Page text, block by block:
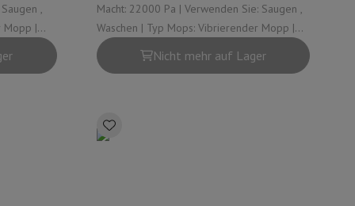
,
,
Macht: 22000 Pa | Verwenden Sie: Saugen ,
Waschen | Typ Mops: Vibrierender Mopp |
Typ automatische Entleerungsstation:
Sauberes Wasser , Schmutziges Wasser ,
Nicht mehr auf Lager